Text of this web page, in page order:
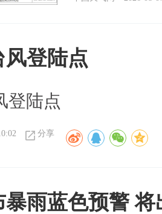
风登陆点
登陆点
分享
雨蓝色预警